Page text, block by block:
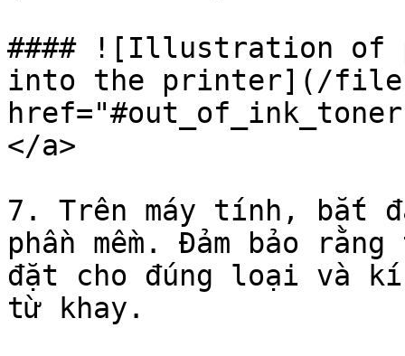
#### ![Illustration of
into the printer](/files/
</a>
7. Trên máy tính, bắt
phần mềm. Đảm bảo
đặt cho đúng loại và
từ khay.